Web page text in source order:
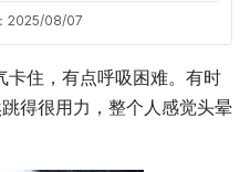
2025/08/07
卡住，有点呼吸困难。有时
得很用力，整个人感觉头晕